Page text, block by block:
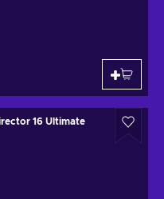
16 Ultimate